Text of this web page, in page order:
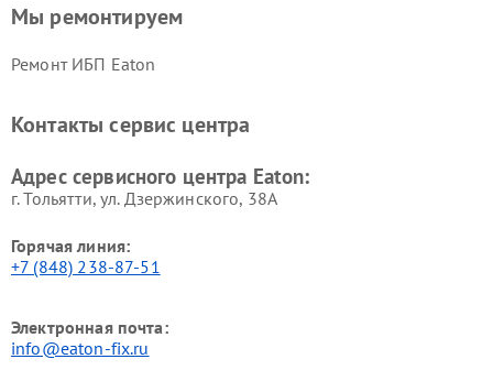
Мы ремонтируем
Ремонт ИБП Eaton
Контакты сервис центра
Адрес сервисного центра Eaton:
г. Тольятти, ул. Дзержинского, 38А
Горячая линия:
+7 (848) 238-87-51
Электронная почта:
info@eaton-fix.ru